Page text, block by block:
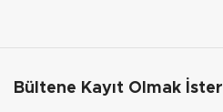
Bültene Kayıt Olmak